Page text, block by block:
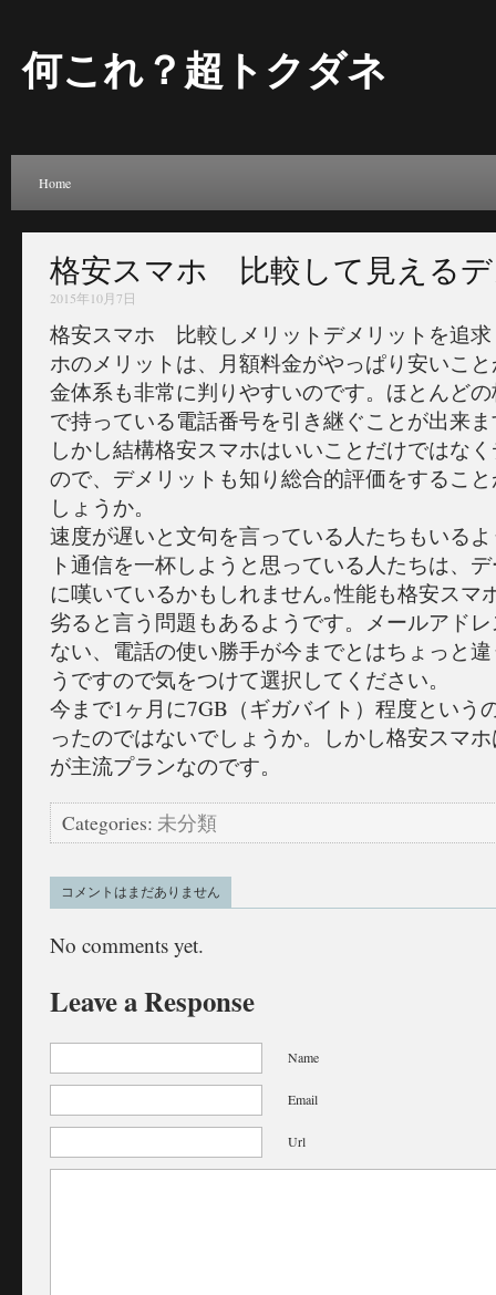
何これ？超トクダネ
Home
格安スマホ 比較して見える
2015年10月7日
格安スマホ 比較しメリットデメリットを追
ホのメリットは、月額料金がやっぱり安いこ
金体系も非常に判りやすいのです。ほとんど
で持っている電話番号を引き継ぐことが出来
しかし結構格安スマホはいいことだけではな
ので、デメリットも知り総合的評価をするこ
しょうか。
速度が遅いと文句を言っている人たちもいる
ト通信を一杯しようと思っている人たちは、
に嘆いているかもしれません｡性能も格安スマ
劣ると言う問題もあるようです。メールアド
ない、電話の使い勝手が今までとはちょっと
うですので気をつけて選択してください。
今まで1ヶ月に7GB（ギガバイト）程度という
ったのではないでしょうか。しかし格安スマ
が主流プランなのです。
Categories: 未分類
コメントはまだありません
No comments yet.
Leave a Response
Name
Email
Url